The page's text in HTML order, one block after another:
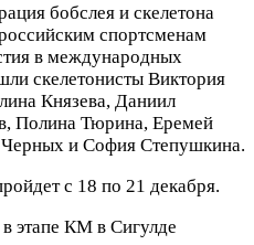
бобслея и скелетона
спортсменам
в международных
скелетонисты Виктория
Князева, Даниил
Полина Тюрина, Еремей
и София Степушкина.
с 18 по 21 декабря.
этапе КМ в Сигулде